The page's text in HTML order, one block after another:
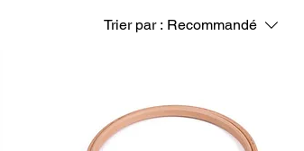
Trier par : Recommandé